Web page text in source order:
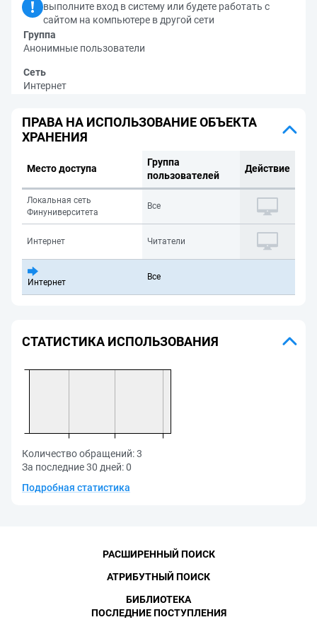
выполните вход в систему или будете работать с
сайтом на компьютере в другой сети
Группа
Анонимные пользователи
Сеть
Интернет
ПРАВА НА ИСПОЛЬЗОВАНИЕ ОБЪЕКТА
ХРАНЕНИЯ
Место доступа
Группа
пользователей
Действие
Локальная сеть
Финуниверситета
Все
Интернет Читатели
Интернет
Все
СТАТИСТИКА ИСПОЛЬЗОВАНИЯ
Количество обращений:3
За последние 30 дней:0
Подробная статистика
РАСШИРЕННЫЙ ПОИСК
АТРИБУТНЫЙ ПОИСК
БИБЛИОТЕКА
ПОСЛЕДНИЕ ПОСТУПЛЕНИЯ